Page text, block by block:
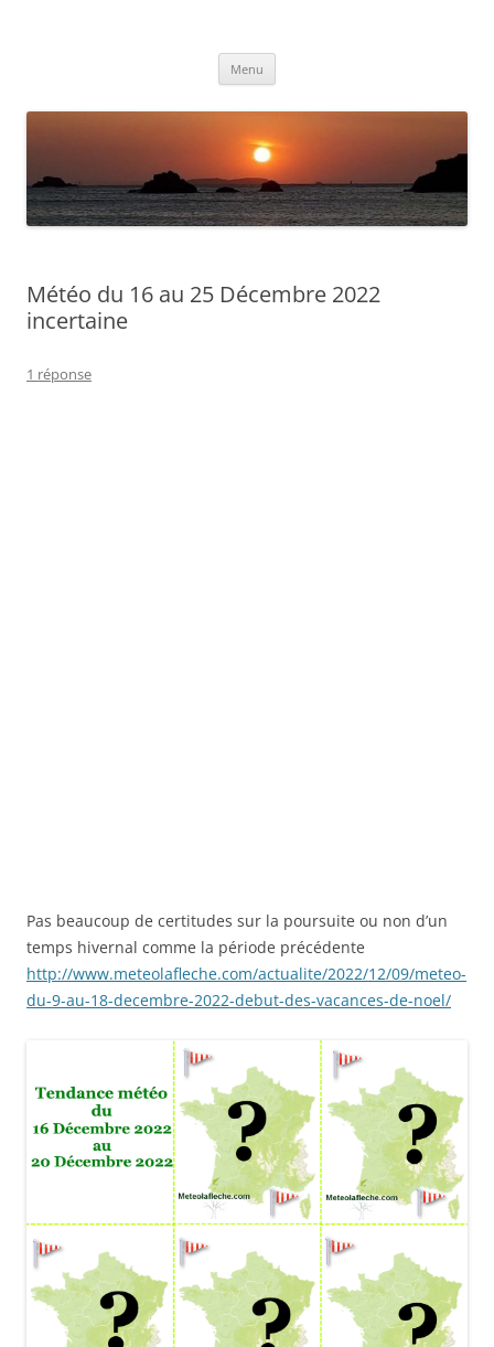
Menu
Météo du 16 au 25 Décembre 2022
incertaine
1 réponse
Pas beaucoup de certitudes sur la poursuite ou non d’un
temps hivernal comme la période précédente
http://www.meteolafleche.com/actualite/2022/12/09/meteo-
du-9-au-18-decembre-2022-debut-des-vacances-de-noel/